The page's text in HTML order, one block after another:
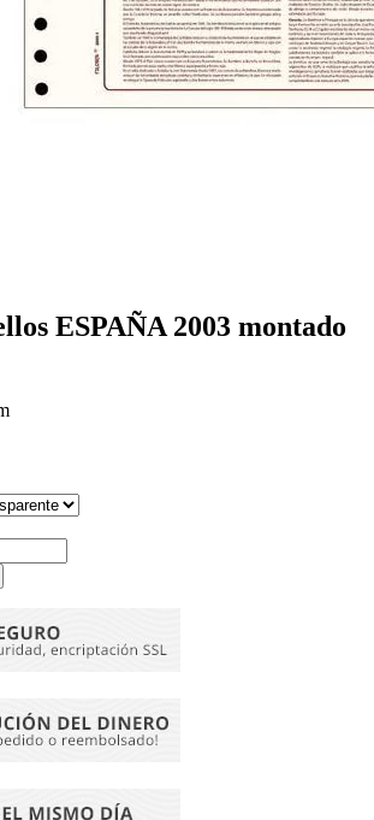
ESPAÑA 2003 montado